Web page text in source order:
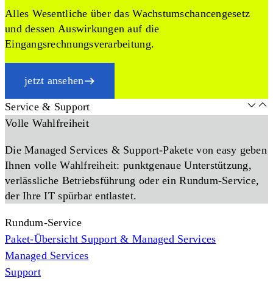
Alles Wesentliche über das Wachstumschancengesetz
und dessen Auswirkungen auf die
Eingangsrechnungsverarbeitung.
jetzt ansehen
Service & Support
Volle Wahlfreiheit
Die Managed Services & Support-Pakete von easy geben
Ihnen volle Wahlfreiheit: punktgenaue Unterstützung,
verlässliche Betriebsführung oder ein Rundum-Service,
der Ihre IT spürbar entlastet.
Rundum-Service
Paket-Übersicht Support & Managed Services
Managed Services
Support